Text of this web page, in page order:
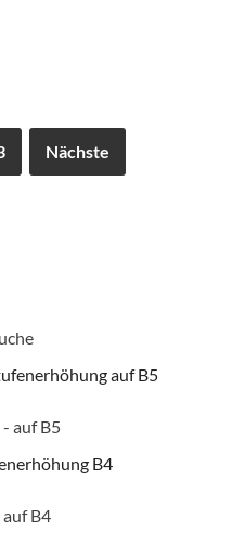
Nächste
auf B5
auf B5
B4
B4